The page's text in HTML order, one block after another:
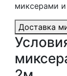
миксерами
Доставка